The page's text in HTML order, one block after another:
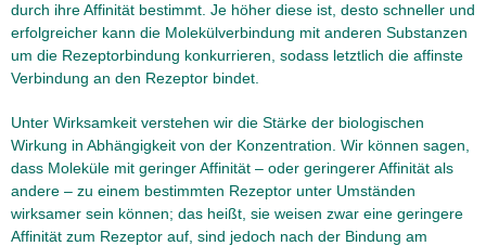
durch ihre Affinität bestimmt. Je höher diese ist, desto schneller und
erfolgreicher kann die Molekülverbindung mit anderen Substanzen
um die Rezeptorbindung konkurrieren, sodass letztlich die affinste
Verbindung an den Rezeptor bindet.
Unter Wirksamkeit verstehen wir die Stärke der biologischen
Wirkung in Abhängigkeit von der Konzentration. Wir können sagen,
dass Moleküle mit geringer Affinität – oder geringerer Affinität als
andere – zu einem bestimmten Rezeptor unter Umständen
wirksamer sein können; das heißt, sie weisen zwar eine geringere
Affinität zum Rezeptor auf, sind jedoch nach der Bindung am